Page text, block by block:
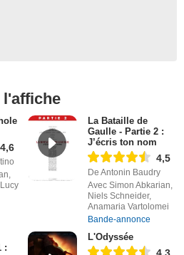
l'affiche
4,6
La Bataille de
Gaulle - Partie 2 :
J’écris ton nom
4,5
De Antonin Baudry
Avec Simon Abkarian,
Niels Schneider,
Anamaria Vartolomei
Bande-annonce
:
L'Odyssée